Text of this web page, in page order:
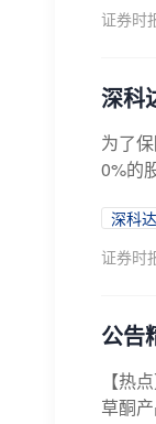
证券时
深科
为了
0%的
深科达
证券时
公告
【热
草酮